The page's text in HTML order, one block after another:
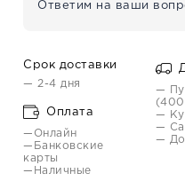
Ответим на ваши
Срок доставки
— 2-4 дня
Оплата
—Онлайн
—Банковские
карты
—Наличные
—
—
—
—